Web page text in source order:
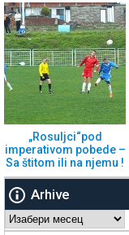
„Rosuljci“pod
imperativom pobede –
Sa štitom ili na njemu !
Arhive
Arhive